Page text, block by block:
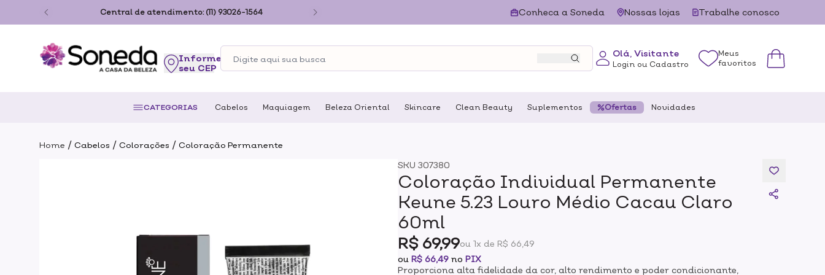
Central de atendimento: (11) 93026-1564 Conheca a Soneda Nossas lojas Trabalhe conosco
seu CEP
Olá, Visitante
Login ou Cadastro
Meus
favoritos
CATEGORIAS Cabelos Maquiagem Beleza Oriental Skincare Clean Beauty Suplementos Ofertas Novidades
Home / Cabelos / Colorações / Coloração Permanente
SKU307380
Coloração Individual Permanente
Keune 5.23 Louro Médio Cacau Claro
60ml
R$ 69,99ou 1x de R$ 66,49
ouR$ 66,49 noPIX
Proporciona alta fidelidade da cor, alto rendimento e poder condicionante,